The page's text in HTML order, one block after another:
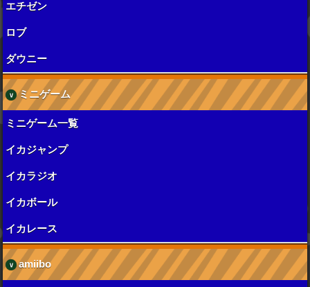
エチゼン
ロブ
ダウニー
ミニゲーム
ミニゲーム一覧
イカジャンプ
イカラジオ
イカボール
イカレース
amiibo